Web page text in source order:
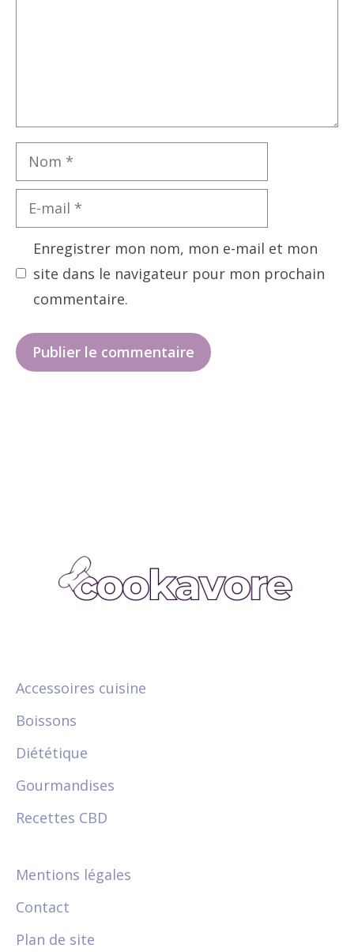
Nom
mail
Enregistrer mon nom, mon e-mail et mon
site dans le navigateur pour mon prochain
commentaire.
Accessoires cuisine
Boissons
Diététique
Gourmandises
Recettes CBD
Mentions légales
Contact
Plan de site